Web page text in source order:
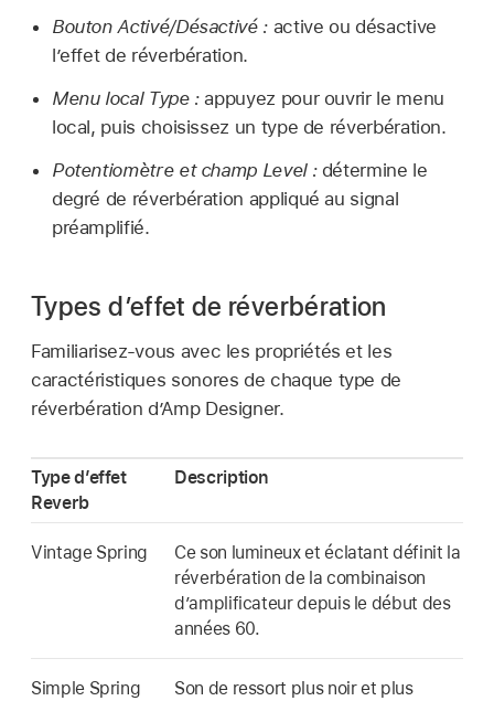
Bouton Activé/Désactivé :active ou désactive
l’effet de réverbération.
Menu local Type :appuyez pour ouvrir le menu
local, puis choisissez un type de réverbération.
Potentiomètre et champ Level :détermine le
degré de réverbération appliqué au signal
préamplifié.
Types d’effet de réverbération
Familiarisez-vous avec les propriétés et les
caractéristiques sonores de chaque type de
réverbération d’Amp Designer.
Type d’effet
Reverb
Description
Vintage Spring
Ce son lumineux et éclatant définit la
réverbération de la combinaison
d’amplificateur depuis le début des
années 60.
Simple Spring
Son de ressort plus noir et plus